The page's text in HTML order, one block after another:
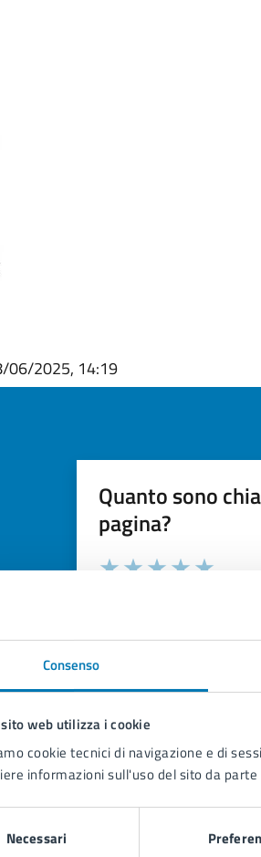
Consenso
web utilizza i cookie
cookie tecnici di navigazione e di
informazioni sull'uso del sito da
Necessari
06/2025, 14:19
Quanto sono
pagina?
Valuta la chiarezza delle
Seleziona il numero di
Contatta il
Richiedi assistenza